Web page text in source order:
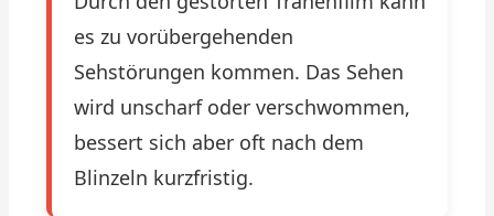
es zu vorübergehenden
Sehstörungen kommen. Das Sehen
wird unscharf oder verschwommen,
bessert sich aber oft nach dem
Blinzeln kurzfristig.